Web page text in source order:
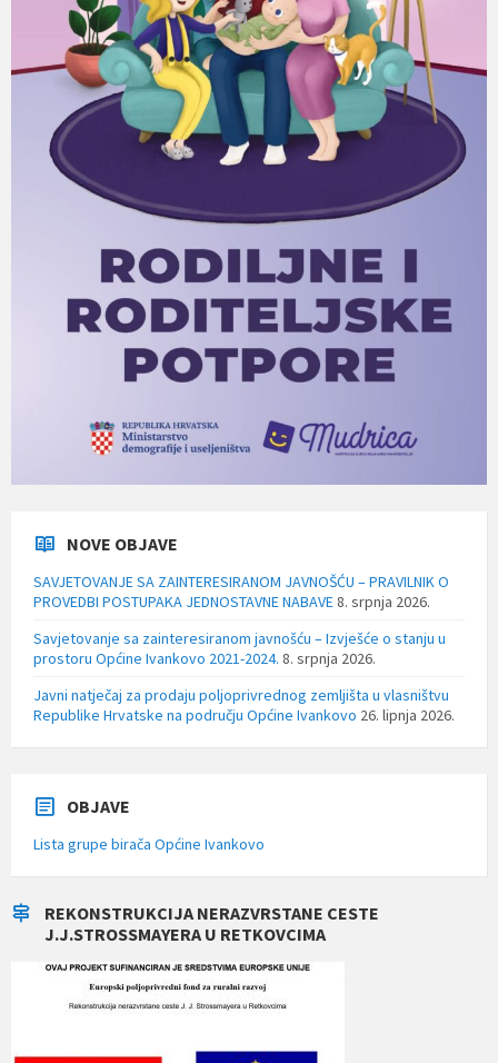
NOVE OBJAVE
SAVJETOVANJE SA ZAINTERESIRANOM JAVNOŠĆU – PRAVILNIK O
PROVEDBI POSTUPAKA JEDNOSTAVNE NABAVE8. srpnja 2026.
Savjetovanje sa zainteresiranom javnošću – Izvješće o stanju u
prostoru Općine Ivankovo 2021-2024. 8. srpnja 2026.
Javni natječaj za prodaju poljoprivrednog zemljišta u vlasništvu
Republike Hrvatske na području Općine Ivankovo 26. lipnja 2026.
OBJAVE
Lista grupe birača Općine Ivankovo
REKONSTRUKCIJA NERAZVRSTANE CESTE
J.J.STROSSMAYERA U RETKOVCIMA